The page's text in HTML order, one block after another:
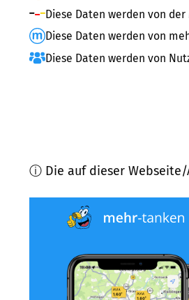
Diese Daten werden von
Diese Daten werden von
Diese Daten werden von
ⓘ Die auf dieser